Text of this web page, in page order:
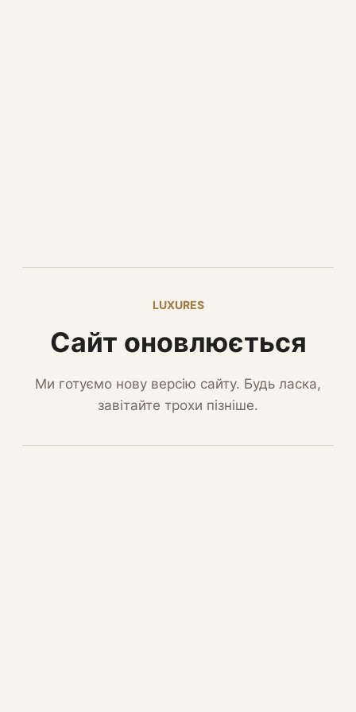
LUXURES
Сайт оновлюється
Ми готуємо нову версію сайту. Будь ласка,
завітайте трохи пізніше.